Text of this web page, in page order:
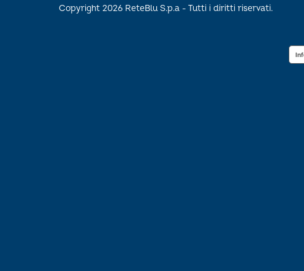
Copyright 2026 ReteBlu S.p.a - Tutti i diritti riservati.